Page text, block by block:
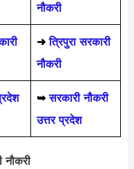
नौकरी
➜ त्रिपुरा सरकारी
नौकरी
➥ सरकारी नौकरी
उत्तर प्रदेश
नौकरी